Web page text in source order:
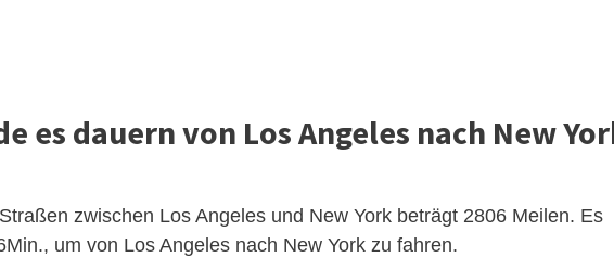
es dauern von Los Angeles nach New
zwischen Los Angeles und New York beträgt 2806 Meilen. Es
um von Los Angeles nach New York zu fahren.